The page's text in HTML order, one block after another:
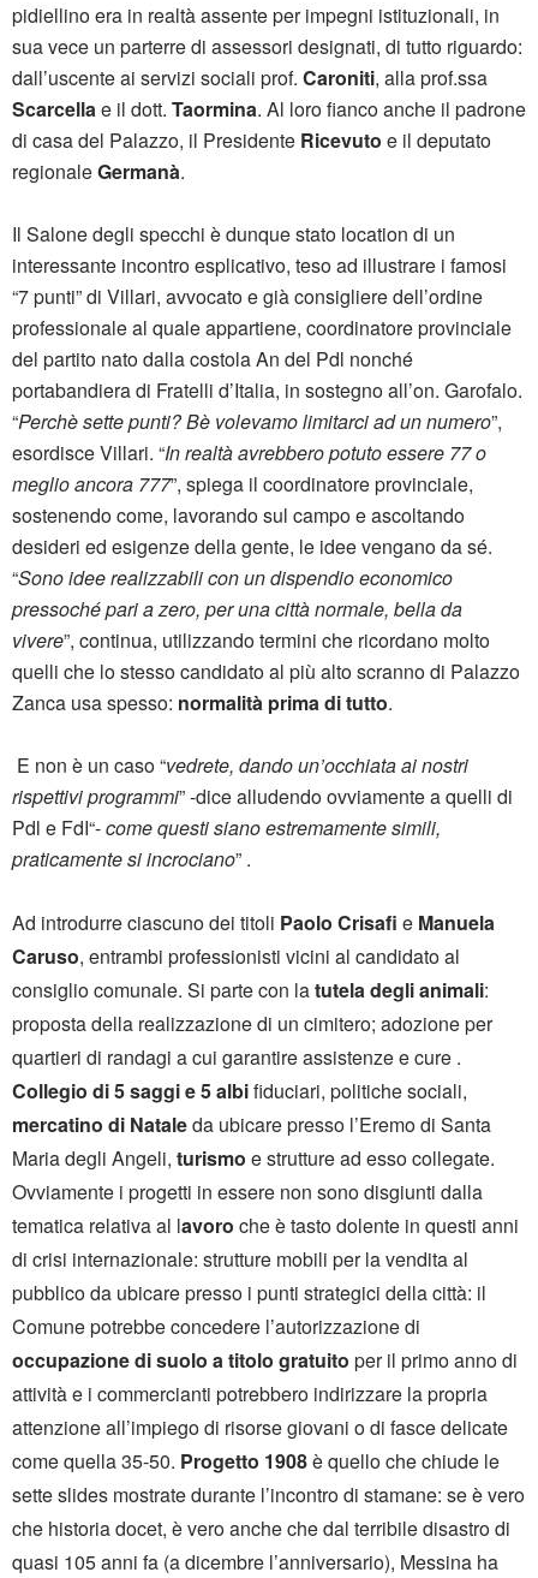
pidiellino era in realtà assente per impegni istituzionali, in
sua vece un parterre di assessori designati, di tutto riguardo:
dall’uscente ai servizi sociali prof. Caroniti, alla prof.ssa
Scarcellae il dott. Taormina. Al loro fianco anche il padrone
di casa del Palazzo, il Presidente Ricevuto e il deputato
regionaleGermanà.
Il Salone degli specchi è dunque stato location di un
interessante incontro esplicativo, teso ad illustrare i famosi
“7 punti” di Villari, avvocato e già consigliere dell’ordine
professionale al quale appartiene, coordinatore provinciale
del partito nato dalla costola An del Pdl nonché
portabandiera di Fratelli d’Italia, in sostegno all’on. Garofalo.
“Perchè sette punti? Bè volevamo limitarci ad un numero”,
esordisce Villari. “In realtà avrebbero potuto essere 77 o
meglio ancora 777”, spiega il coordinatore provinciale,
sostenendo come, lavorando sul campo e ascoltando
desideri ed esigenze della gente, le idee vengano da sé.
“Sono idee realizzabili con un dispendio economico
pressoché pari a zero, per una città normale, bella da
vivere”, continua, utilizzando termini che ricordano molto
quelli che lo stesso candidato al più alto scranno di Palazzo
Zanca usa spesso: normalità prima di tutto.
E non è un caso “vedrete, dando un’occhiata ai nostri
rispettivi programmi” -dice alludendo ovviamente a quelli di
Pdl e FdI“-come questi siano estremamente simili,
praticamente si incrociano” .
Ad introdurre ciascuno dei titoli Paolo Crisafi e Manuela
Caruso, entrambi professionisti vicini al candidato al
consiglio comunale. Si parte con latutela degli animali:
proposta della realizzazione di un cimitero; adozione per
quartieri di randagi a cui garantire assistenze e cure .
Collegio di 5 saggi e 5 albifiduciari, politiche sociali,
mercatino di Nataleda ubicare presso l’Eremo di Santa
Maria degli Angeli, turismo e strutture ad esso collegate.
Ovviamente i progetti in essere non sono disgiunti dalla
tematica relativa al lavoro che è tasto dolente in questi anni
di crisi internazionale: strutture mobili per la vendita al
pubblico da ubicare presso i punti strategici della città: il
Comune potrebbe concedere l’autorizzazione di
occupazione di suolo a titolo gratuito per il primo anno di
attività e i commercianti potrebbero indirizzare la propria
attenzione all’impiego di risorse giovani o di fasce delicate
come quella 35-50. Progetto 1908è quello che chiude le
sette slides mostrate durante l’incontro di stamane: se è vero
che historia docet, è vero anche che dal terribile disastro di
quasi 105 anni fa (a dicembre l’anniversario), Messina ha